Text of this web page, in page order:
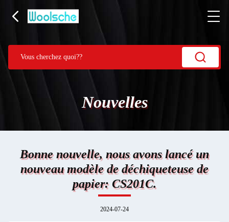
Nouvelles
Bonne nouvelle, nous avons lancé un
nouveau modèle de déchiqueteuse de
papier: CS201C.
2024-07-24